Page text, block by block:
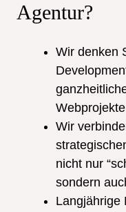
Agentur?
Wir denken
Wir
nicht nur
sondern
Langjährige